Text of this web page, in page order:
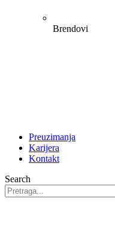
Brendovi
Preuzimanja
Karijera
Kontakt
Search